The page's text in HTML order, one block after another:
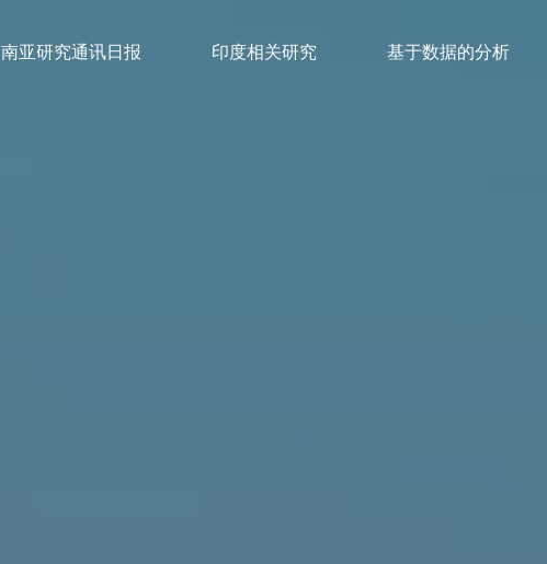
南亚研究通讯日报 印度相关研究 基于数据的分析